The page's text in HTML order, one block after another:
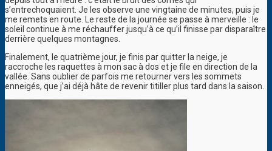
s’entrechoquaient. Je les observe une vingtaine de minutes, puis je
me remets en route. Le reste de la journée se passe à merveille : le
soleil continue à me réchauffer jusqu’à ce qu’il finisse par disparaître
derrière quelques montagnes.
Finalement, le quatrième jour, je finis par quitter la neige, je
raccroche les raquettes à mon sac à dos et je file en direction de la
vallée. Sans oublier de parfois me retourner vers les sommets
enneigés, que j’ai déjà hâte de revenir titiller plus tard dans la saison.